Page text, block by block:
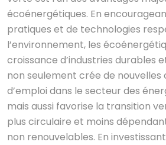
écoénergétiques. En
pratiques et de technologies
l’environnement, les
croissance d’industries durables
non seulement crée de
d’emploi dans le secteur des
mais aussi favorise la transition
plus circulaire et moins
non renouvelables. En